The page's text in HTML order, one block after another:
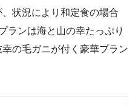
状況により和定食の場合
ランは海と山の幸たっぷり
の毛ガニが付く豪華プラン